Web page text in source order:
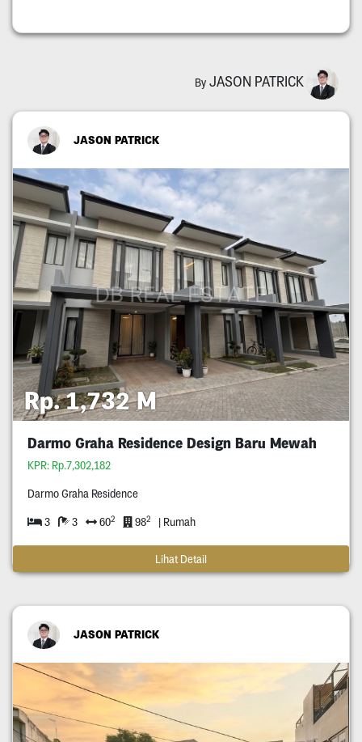
By JASON PATRICK
JASON PATRICK
Rp. 1,732 M
Darmo Graha Residence Design Baru Mewah
KPR: Rp.7,302,182
Darmo Graha Residence
3 3 602 982 | Rumah
Lihat Detail
JASON PATRICK